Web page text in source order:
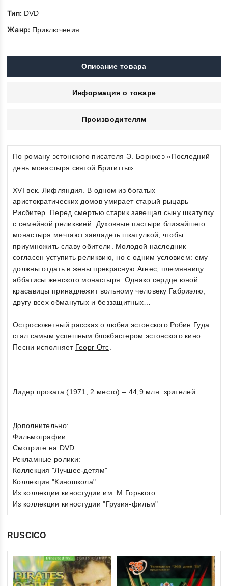
Тип: DVD
Жанр: Приключения
Описание товара
Информация о товаре
Производителям
По роману эстонского писателя Э. Борнхeэ «Последний
день монастыря святой Бригитты».
ХVI век. Лифляндия. В одном из богатых
аристократических домов умирает старый рыцарь
Рисбитер. Перед смертью старик завещал сыну шкатулку
с семейной реликвией. Духовные пастыри ближайшего
монастыря мечтают завладеть шкатулкой, чтобы
приумножить славу обители. Молодой наследник
согласен уступить реликвию, но с одним условием: ему
должны отдать в жены прекрасную Агнес, племянницу
аббатисы женского монастыря. Однако сердце юной
красавицы принадлежит вольному человеку Габриэлю,
другу всех обманутых и беззащитных…
Остросюжетный рассказ о любви эстонского Робин Гуда
стал самым успешным блокбастером эстонского кино.
Песни исполняет Георг Отс.
Лидер проката (1971, 2 место) – 44,9 млн. зрителей.
Дополнительно:
Фильмографии
Смотрите на DVD:
Рекламные ролики:
Коллекция "Лучшее-детям"
Коллекция "Киношкола"
Из коллекции киностудии им. М.Горького
Из коллекции киностудии "Грузия-фильм"
RUSCICO